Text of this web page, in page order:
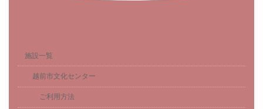
施設一覧
越前市文化センター
ご利用方法